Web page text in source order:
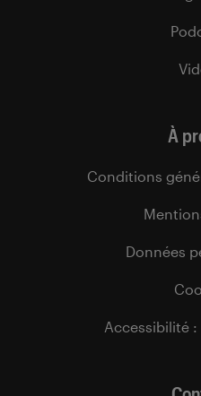
À
Conditions
Données
Accessibilité